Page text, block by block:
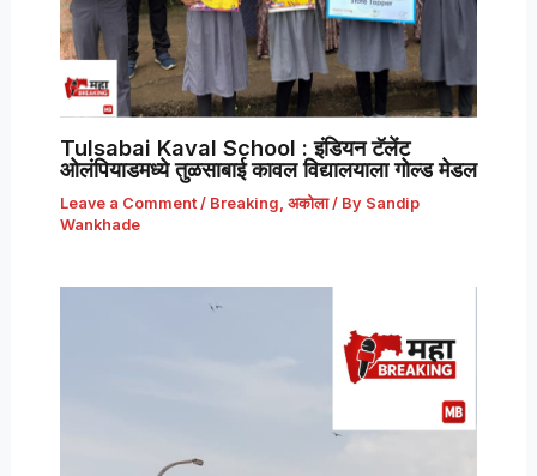
Tulsabai Kaval School : इंडियन टॅलेंट
ओलंपियाडमध्ये तुळसाबाई कावल विद्यालयाला गोल्ड मेडल
Leave a Comment / Breaking, अकोला/ By Sandip
Wankhade